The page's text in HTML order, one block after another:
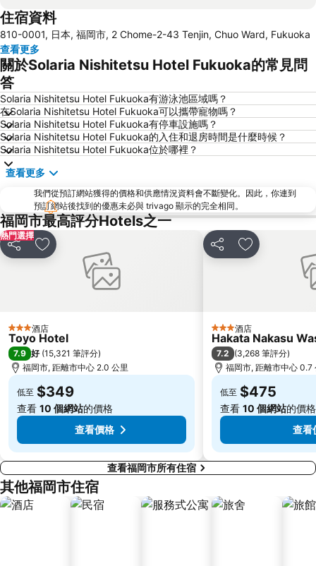
Saga Station
Fukuoka Yafuoku! Dome
Nakasu-Kawabata Station
Acros Fukuoka
Yakuin Station
Tojinmachi Station
Fukuoka Convention Center
佐賀機場
Higashihie Station
Minami Fukuoka Station
Nishitetsu Kurume Station
Nishitetsu Hall
Chiyo-Kenchoguchi Station
Kyushu National Museum
Sakurai Futamigaura
Elgala Hall
Nishijin Station
Dazaifu Tenmangu Shrine
住宿資料
810-0001, 日本, 福岡市, 2 Chome-2-43 Tenjin, Chuo Ward, Fukuoka
查看更多
關於Solaria Nishitetsu Hotel Fukuoka的常見問
答
Solaria Nishitetsu Hotel Fukuoka有游泳池區域嗎？
在Solaria Nishitetsu Hotel Fukuoka可以攜帶寵物嗎？
Solaria Nishitetsu Hotel Fukuoka有停車設施嗎？
Solaria Nishitetsu Hotel Fukuoka的入住和退房時間是什麼時候？
Solaria Nishitetsu Hotel Fukuoka位於哪裡？
查看更多
我們從預訂網站獲得的價格和供應情況資料會不斷變化。因此，你連到
預訂網站後找到的優惠未必與 trivago 顯示的完全相同。
福岡市最高評分Hotels之一
熱門選擇
分享 放到收藏夾
3 星級酒店
Toyo Hotel
7.9 好 (15,321 筆評分)
福岡市, 距離市中心 2.0 公里
低至 $349
查看 10 個網站的價格
查看價格
分享 放到收藏夾
3 星級酒店
Hakata Nakasu
7.2 (3,268 筆評分)
福岡市, 距離市中心 0.7
低至 $475
查看 10 個網站的價格
查看
查看福岡市所有住宿
其他福岡市住宿